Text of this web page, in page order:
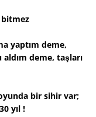
yaptım deme,
deme, taşları
bir sihir var;
yıl !